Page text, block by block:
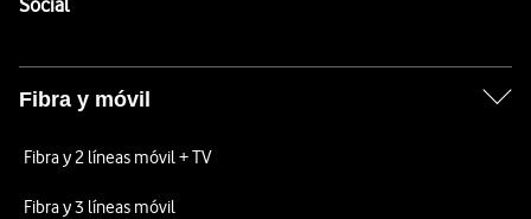
Social
Fibra y móvil
Fibra y 2 líneas móvil + TV
Fibra y 3 líneas móvil